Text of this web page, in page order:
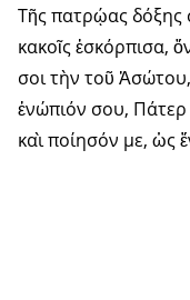
Τῆς πατρῴας δόξης
κακοῖς ἐσκόρπισα,
σοι τὴν τοῦ
ἐνώπιόν σου, Πάτερ
καὶ ποίησόν με, ὡς